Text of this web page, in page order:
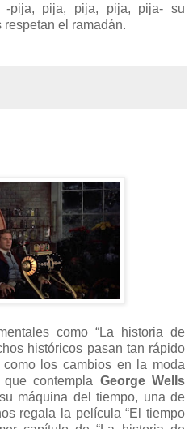
-pija, pija, pija, pija, pija- su
el ramadán.
como “La historia de
históricos pasan tan rápido
los cambios en la moda
contempla George Wells
máquina del tiempo, una de
regala la película “El tiempo